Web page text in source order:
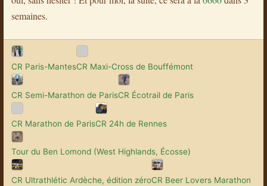
semaines.
CR Paris-MantesCR Maxi-Cross de Bouffémont
CR Semi-Marathon de ParisCR Écotrail de Paris
CR Marathon de ParisCR 24h de Rennes
Tour du Ben Lomond (West Highlands, Écosse)
CR Ultrathlétic Ardèche, édition zéroCR Beer Lovers Marathon